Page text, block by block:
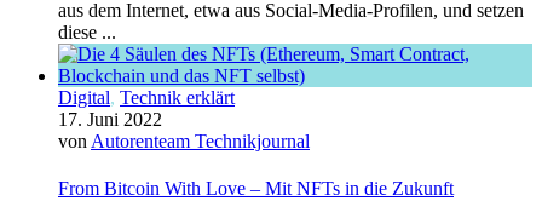
aus dem Internet, etwa aus Social-Media-Profilen, und setzen
diese ...
Digital, Technik erklärt
17. Juni 2022
von Autorenteam Technikjournal
From Bitcoin With Love – Mit NFTs in die Zukunft